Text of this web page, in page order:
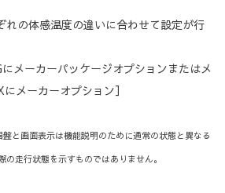
れの体感温度の違いに合わせて設定が行
メーカーパッケージオプションまたはメ
メーカーオプション］
画面表示は機能説明のために通常の状態と異なる
走行状態を示すものではありません。